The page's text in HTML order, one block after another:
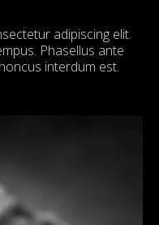
adipiscing elit.
Phasellus ante
interdum est.